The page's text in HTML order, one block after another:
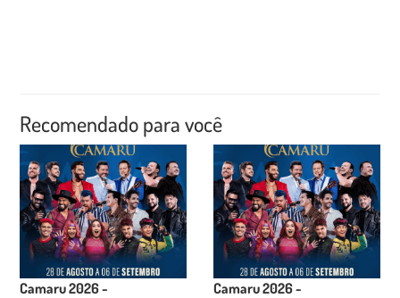
Recomendado para você
Camaru 2026 -
Camaru 2026 -